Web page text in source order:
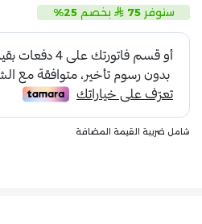
ستوفر75 بخصم25%
شامل ضريبة القيمة المضافة